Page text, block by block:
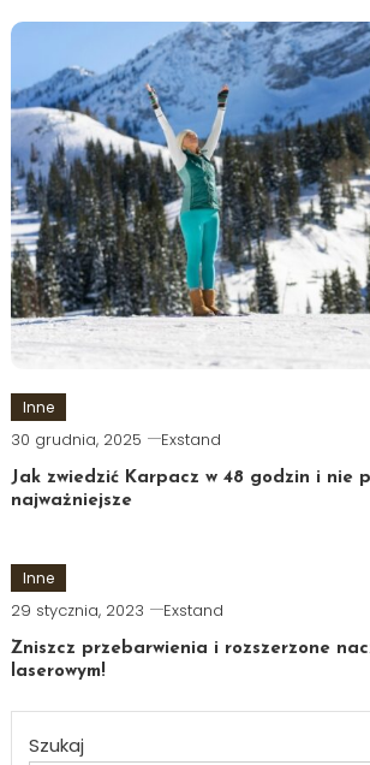
Inne
30 grudnia, 2025 Exstand
Jak zwiedzić Karpacz w 48 godzin i nie
najważniejsze
Inne
29 stycznia, 2023 Exstand
Zniszcz przebarwienia i rozszerzone
laserowym!
Szukaj